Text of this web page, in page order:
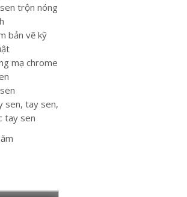
trộn nóng
bản vẽ kỹ
mạ chrome
sen, tay sen,
tay sen